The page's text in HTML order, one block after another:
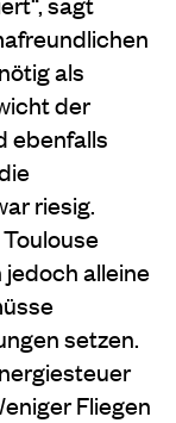
als
der
ebenfalls
riesig.
alleine
setzen.
Fliegen